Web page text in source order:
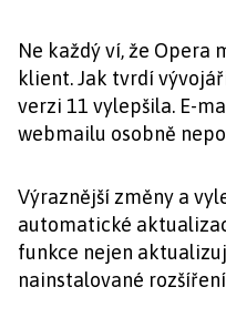
Ne každý ví, že Opera
klient. Jak tvrdí
verzi 11 vylepšila. E-
webmailu osobně
Výraznější změny a
automatické
funkce nejen
nainstalované